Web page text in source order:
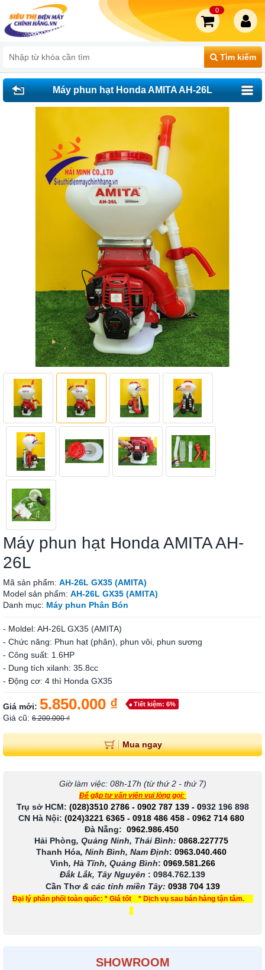
Tìm kiếm
0
Máy phun hạt Honda AMITA AH-26L
Máy phun hạt Honda AMITA AH-
26L
Mã sản phẩm: AH-26L GX35 (AMITA)
Model sản phẩm: AH-26L GX35 (AMITA)
Danh mục: Máy phun Phân Bón
- Moldel: AH-26L GX35 (AMITA)
- Chức năng: Phun hạt (phân), phun vôi, phun sương
- Công suất: 1.6HP
- Dung tích xilanh: 35.8cc
- Động cơ: 4 thì Honda GX35
Giá mới: 5.850.000 ₫ Tiết kiệm: 6%
Giá cũ: 6.200.000 ₫
Mua ngay
Giờ làm việc: 08h-17h (từ thứ 2 - thứ 7)
Để gặp tư vấn viên vui lòng gọi:
Trụ sở HCM: (028)3510 2786 - 0902 787 139- 0932 196 898
CN Hà Nội: (024)3221 6365 - 0918 486 458 - 0962 714 680
Đà Nẵng: 0962.986.450
Hải Phòng, Quảng Ninh, Thái Bình: 0868.227775
Thanh Hóa, Ninh Bình, Nam Định: 0963.040.460
Vinh, Hà Tĩnh, Quảng Bình: 0969.581.266
Đắk Lắk, Tây Nguyên : 0984.762.139
Cần Thơ & các tỉnh miền Tây: 0938 704 139
Đại lý phân phối toàn quốc: * Giá tốt * Dịch vụ sau bán hàng tận tâm.
SHOWROOM